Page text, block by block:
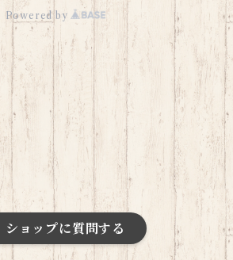
Powered by
ショップに質問する